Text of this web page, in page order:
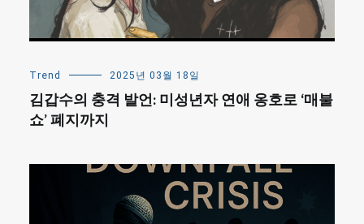
Trend 2025년 03월 18일
김갑수의 충격 발언: 미성년자 연애 옹호로 ‘매불
쇼’ 폐지까지